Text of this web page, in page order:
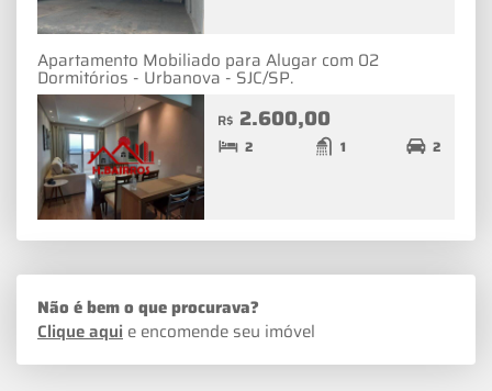
Apartamento Mobiliado para Alugar com 02
Dormitórios - Urbanova - SJC/SP.
R$ 2.600,00
2 1 2
Não é bem o que procurava?
Clique aqui e encomende seu imóvel